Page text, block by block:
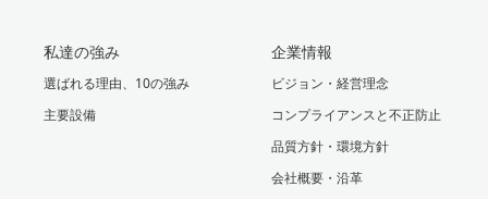
私達の強み
選ばれる理由、10の強み
主要設備
企業情報
ビジョン・経営理念
コンプライアンスと不正防止
品質方針・環境方針
会社概要・沿革